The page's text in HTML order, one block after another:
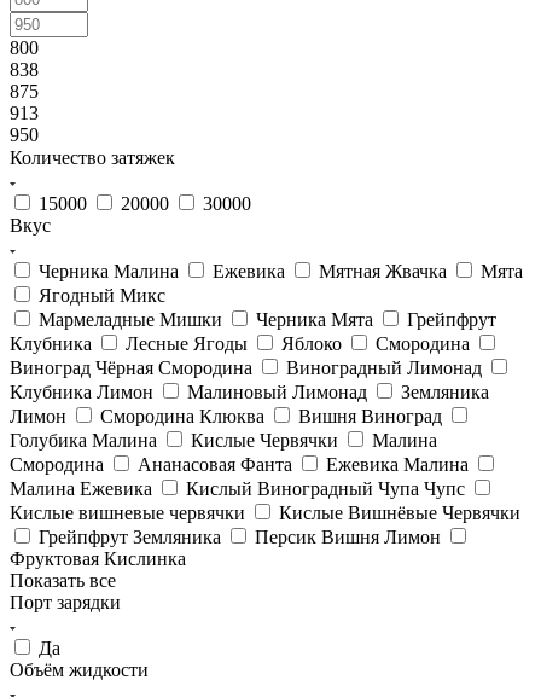
800
838
875
913
950
Количество затяжек
15000 20000
30000
Вкус
Черника Малина Ежевика Мятная Жвачка
Мята
Ягодный Микс
Мармеладные Мишки
Черника Мята
Грейпфрут
Клубника
Лесные Ягоды Яблоко
Смородина
Виноград Чёрная Смородина
Виноградный Лимонад
Клубника Лимон
Малиновый Лимонад
Земляника
Лимон
Смородина Клюква
Вишня Виноград
Голубика Малина
Кислые Червячки
Малина
Смородина
Ананасовая Фанта
Ежевика Малина
Малина Ежевика
Кислый Виноградный Чупа Чупс
Кислые вишневые червячки
Кислые Вишнёвые Червячки
Грейпфрут Земляника
Персик Вишня Лимон
Фруктовая Кислинка
Показать все
Порт зарядки
Да
Объём жидкости